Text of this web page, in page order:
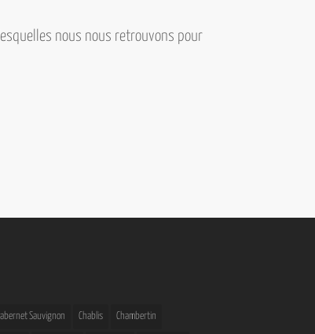
nous nous retrouvons pour
Sauvignon Chablis Chambertin